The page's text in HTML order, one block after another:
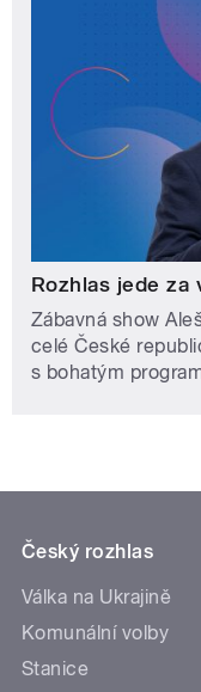
Rozhlas jede za
Zábavná show
celé České
s bohatým
Český rozhlas
Válka na Ukrajině
Komunální volby
Stanice